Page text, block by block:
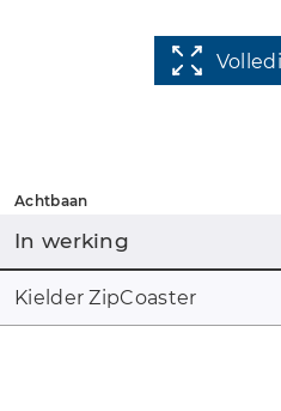
Achtbaan
In werking
Kielder ZipCoaster